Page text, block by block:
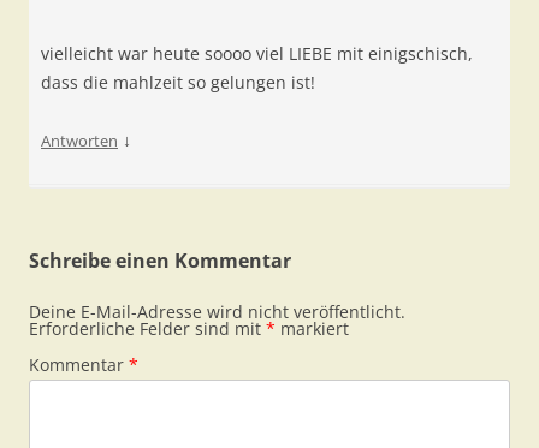
vielleicht war heute soooo viel LIEBE mit einigschisch,
dass die mahlzeit so gelungen ist!
Antworten ↓
Schreibe einen Kommentar
Deine E-Mail-Adresse wird nicht veröffentlicht.
Erforderliche Felder sind mit * markiert
Kommentar *